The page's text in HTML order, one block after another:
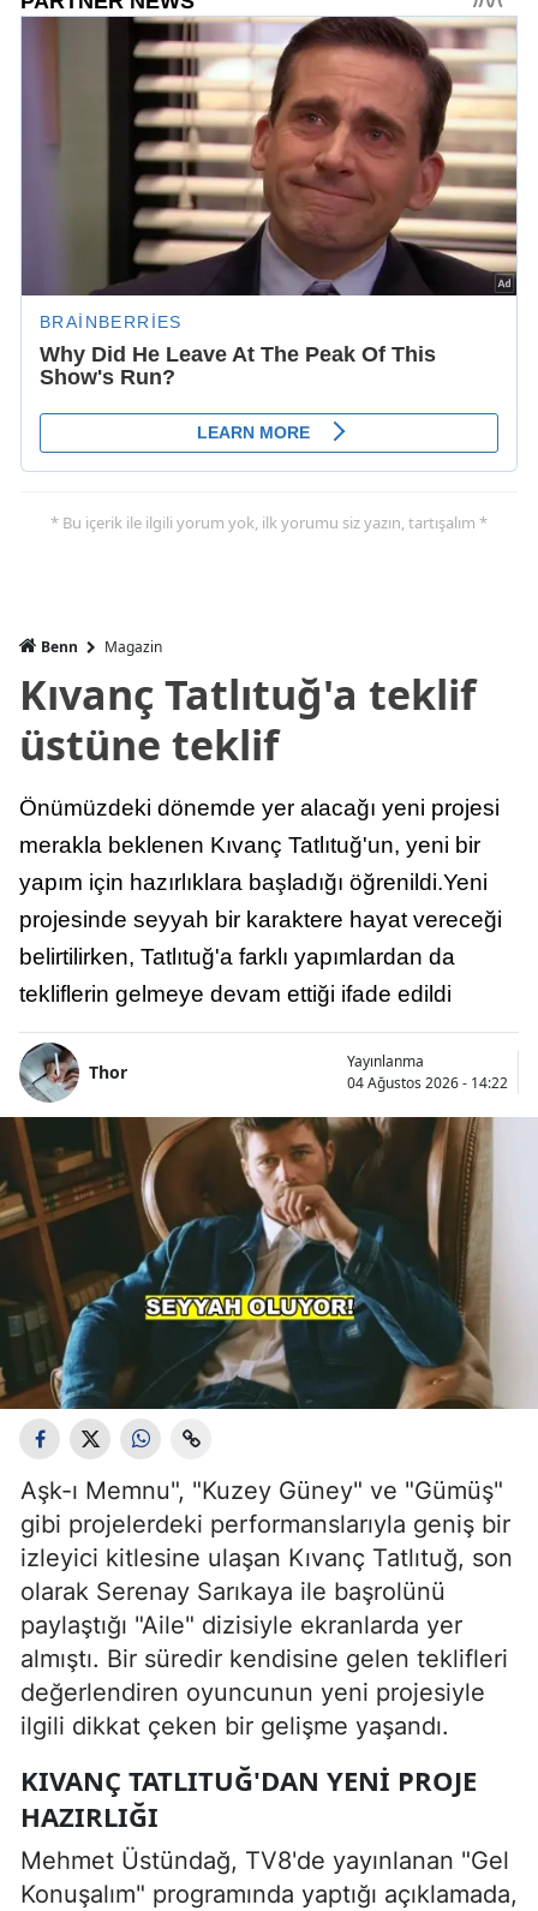
* Bu içerik ile ilgili yorum yok, ilk yorumu siz yazın, tartışalım *
Benn Magazin
Kıvanç Tatlıtuğ'a teklif
üstüne teklif
Önümüzdeki dönemde yer alacağı yeni projesi
merakla beklenen Kıvanç Tatlıtuğ'un, yeni bir
yapım için hazırlıklara başladığı öğrenildi.Yeni
projesinde seyyah bir karaktere hayat vereceği
belirtilirken, Tatlıtuğ'a farklı yapımlardan da
tekliflerin gelmeye devam ettiği ifade edildi
Thor
Yayınlanma
04 Ağustos 2026 - 14:22
Aşk-ı Memnu", "Kuzey Güney" ve "Gümüş"
gibi projelerdeki performanslarıyla geniş bir
izleyici kitlesine ulaşan Kıvanç Tatlıtuğ, son
olarak Serenay Sarıkaya ile başrolünü
paylaştığı "Aile" dizisiyle ekranlarda yer
almıştı. Bir süredir kendisine gelen teklifleri
değerlendiren oyuncunun yeni projesiyle
ilgili dikkat çeken bir gelişme yaşandı.
KIVANÇ TATLITUĞ'DAN YENI PROJE
HAZIRLIĞI
Mehmet Üstündağ, TV8'de yayınlanan "Gel
Konuşalım" programında yaptığı açıklamada,